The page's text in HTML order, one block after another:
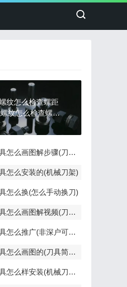
纹怎么检查螺距
纹怎么检查螺距
是否正常)
么画图解步骤(刀具制图画法)
怎么安装的(机械刀架)
怎么换(怎么手动换刀)
么画图解视频(刀具简图绘制)
广(非深户可以在深圳更换身份证吗)
么画图的(刀具简图绘制)
样安装(机械刀具怎么样安装好)